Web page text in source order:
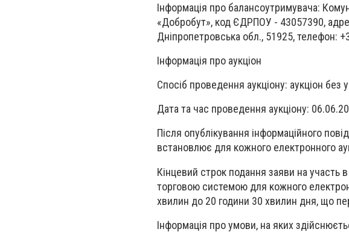
Інформація про балансоутримувача:
«Добробут», код ЄДРПОУ - 43057390,
Дніпропетровська обл., 51925, телефон:
Інформація про аукціон
Спосіб проведення аукціону: аукціон без
Дата та час проведення аукціону:
Після опублікування інформаційного
встановлює для кожного електронного
Кінцевий строк подання заяви на участь
торговою системою для кожного
хвилин до 20 години 30 хвилин дня, що
Інформація про умови, на яких